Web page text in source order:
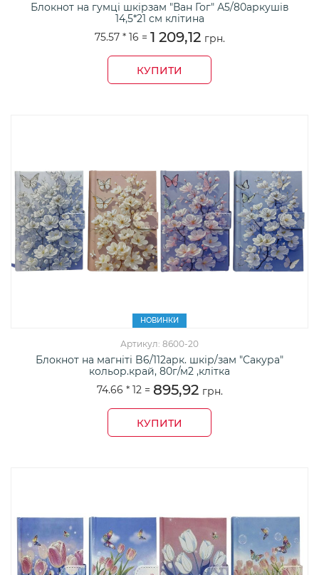
Блокнот на гумці шкірзам "Ван Гог" А5/80аркушів
14,5*21 см клітина
75.57 * 16 = 1 209,12 грн.
КУПИТИ
НОВИНКИ
Артикул: 8600-20
Блокнот на магніті B6/112арк. шкір/зам "Сакура"
кольор.край, 80г/м2 ,клітка
74.66 * 12= 895,92 грн.
КУПИТИ